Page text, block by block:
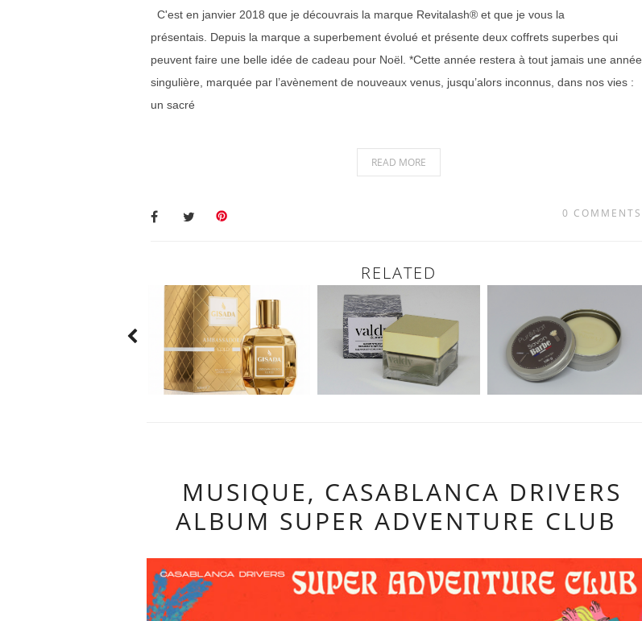
C'est en janvier 2018 que je découvrais la marque Revitalash® et que je vous la
présentais. Depuis la marque a superbement évolué et présente deux coffrets superbes qui
peuvent faire une belle idée de cadeau pour Noël. *Cette année restera à tout jamais une année
singulière, marquée par l’avènement de nouveaux venus, jusqu’alors inconnus, dans nos vies :
un sacré
READ MORE
0 COMMENTS
RELATED
MUSIQUE, CASABLANCA DRIVERS
ALBUM SUPER ADVENTURE CLUB